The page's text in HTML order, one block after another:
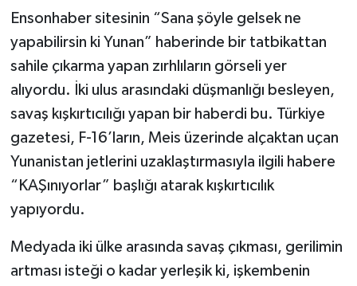
Ensonhaber sitesinin “Sana şöyle gelsek ne
yapabilirsin ki Yunan” haberinde bir tatbikattan
sahile çıkarma yapan zırhlıların görseli yer
alıyordu. İki ulus arasındaki düşmanlığı besleyen,
savaş kışkırtıcılığı yapan bir haberdi bu. Türkiye
gazetesi, F-16’ların, Meis üzerinde alçaktan uçan
Yunanistan jetlerini uzaklaştırmasıyla ilgili habere
“KAŞınıyorlar” başlığı atarak kışkırtıcılık
yapıyordu.
Medyada iki ülke arasında savaş çıkması, gerilimin
artması isteği o kadar yerleşik ki, işkembenin